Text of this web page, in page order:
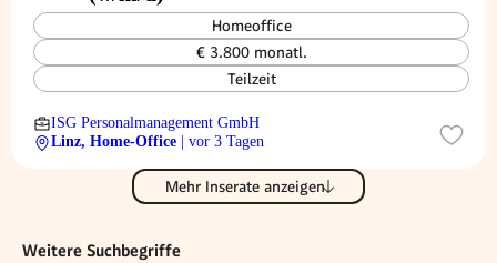
Homeoffice
€ 3.800 monatl.
Teilzeit
ISG Personalmanagement GmbH
Linz, Home-Office
| vor 3 Tagen
Mehr Inserate anzeigen
Weitere Suchbegriffe